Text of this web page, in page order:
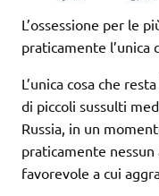
L’ossessione per le
praticamente l’unica
L’unica cosa che
di piccoli sussulti
Russia, in un
praticamente
favorevole a cui